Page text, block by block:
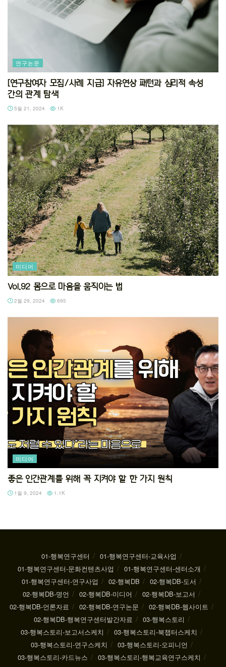
연구논문
[연구참여자 모집/사례 지급] 자유연상 패턴과 심리적 속성
간의 관계 탐색
5월 21, 2024 1K
미디어
Vol.92 몸으로 마음을 움직이는 법
2월 29, 2024 695
미디어
좋은 인간관계를 위해 꼭 지켜야 할 한 가지 원칙
1월 9, 2024 1.1K
01-행복연구센터
01-행복연구센터-교육사업
01-행복연구센터-문화컨텐츠사업
01-행복연구센터-센터소개
01-행복연구센터-연구사업
02-행복DB
02-행복DB-도서
02-행복DB-명언
02-행복DB-미디어
02-행복DB-보고서
02-행복DB-언론자료
02-행복DB-연구논문
02-행복DB-웹사이트
02-행복DB-행복연구센터발간자료
03-행복스토리
03-행복스토리-보고서스케치
03-행복스토리-북챕터스케치
03-행복스토리-연구스케치
03-행복스토리-오피니언
03-행복스토리-카드뉴스
03-행복스토리-행복교육연구스케치